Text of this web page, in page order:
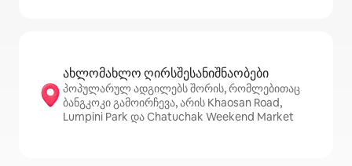
ახლომახლო ღირსშესანიშნაობები
პოპულარულ ადგილებს შორის, რომლებითაც
ბანგკოკი გამოირჩევა, არის Khaosan Road,
Lumpini Park და Chatuchak Weekend Market